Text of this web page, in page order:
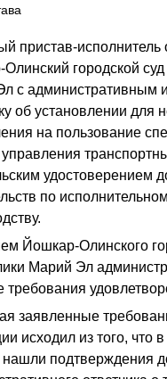
пристав-исполнитель
городской суд
с административным
об установлении для
на пользование
удостоверением
по
Йошкар-Олинского
Марий Эл
требования
заявленные
исходил из того, что
нашли подтверждения